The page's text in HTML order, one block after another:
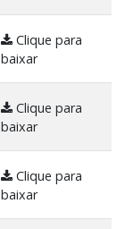
Clique para
baixar
Clique para
baixar
Clique para
baixar